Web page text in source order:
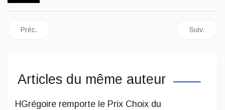
Article précédent : Ajustements salariaux du nouveau décret du
Préc. Article
Suiv.
Articles du même auteur
HGrégoire remporte le Prix Choix du